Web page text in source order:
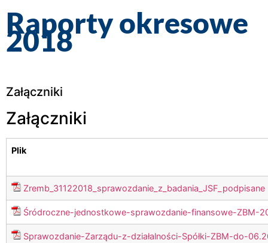
Raporty okresowe
2018
Załączniki
Załączniki
Plik
Zremb_31122018_sprawozdanie_z_badania_JSF_podpisane
Śródroczne-jednostkowe-sprawozdanie-finansowe-ZBM-
Sprawozdanie-Zarządu-z-działalności-Spółki-ZBM-do-